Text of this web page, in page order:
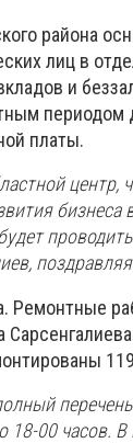
района
лиц в
и
платы.
центр,
бизнеса
Ремонтные
18-00 часов.